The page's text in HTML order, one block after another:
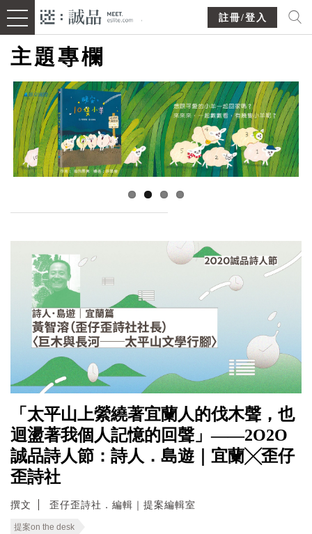
註冊/登入
主題專欄
「太平山上縈繞著宜蘭人的伐木聲，也
迴盪著我個人記憶的回聲」——2O2O
誠品詩人節：詩人．島遊｜宜蘭╳歪仔
歪詩社
撰文 歪仔歪詩社．編輯｜提案編輯室
提案on the desk